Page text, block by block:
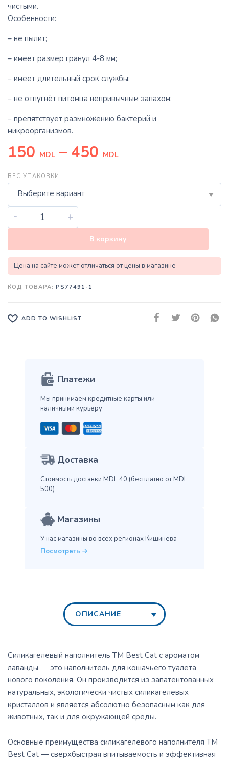
чистыми.
Особенности:
– не пылит;
– имеет размер гранул 4-8 мм;
– имеет длительный срок службы;
– не отпугнёт питомца непривычным запахом;
– препятствует размножению бактерий и
микроорганизмов.
150 MDL – 450 MDL
ВЕС УПАКОВКИ
Выберите вариант
- +
В корзину
Цена на сайте может отличаться от цены в магазине
КОД ТОВАРА: PS77491-1
ADD TO WISHLIST
Платежи
Мы принимаем кредитные карты или
наличными курьеру
Доставка
Стоимость доставки MDL 40 (бесплатно от MDL
500)
Магазины
У нас магазины во всех регионах Кишинева
Посмотреть
ОПИСАНИЕ
Силикагелевый наполнитель ТМ Best Cat с ароматом
лаванды ― это наполнитель для кошачьего туалета
нового поколения. Он производится из запатентованных
натуральных, экологически чистых силикагелевых
кристаллов и является абсолютно безопасным как для
животных, так и для окружающей среды.
Основные преимущества силикагелевого наполнителя ТМ
Best Cat ― сверхбыстрая впитываемость и эффективная